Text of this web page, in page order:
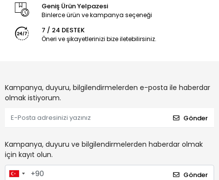
Geniş Ürün Yelpazesi
Binlerce ürün ve kampanya seçeneği
7 / 24 DESTEK
Öneri ve şikayetlerinizi bize iletebilirsiniz.
Kampanya, duyuru, bilgilendirmelerden e-posta ile haberdar
olmak istiyorum.
Gönder
Kampanya, duyuru ve bilgilendirmelerden haberdar olmak
için kayıt olun.
Gönder